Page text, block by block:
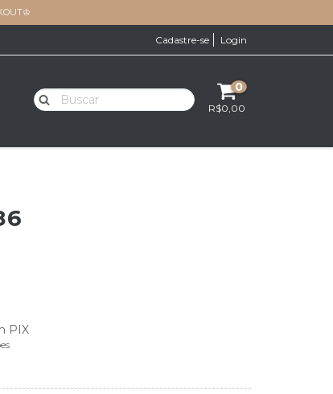
Cadastre-se Login
0
R$0,00
PIX